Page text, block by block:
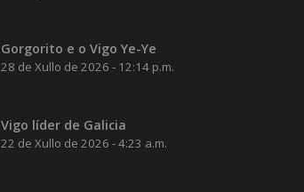
Gorgorito e o Vigo Ye-Ye
28 de Xullo de 2026 - 12:14 p.m.
Vigo líder de Galicia
22 de Xullo de 2026 - 4:23 a.m.